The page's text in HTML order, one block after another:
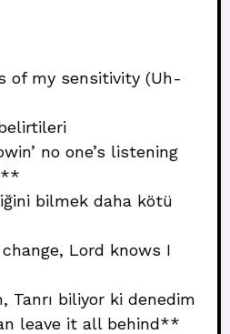
of my sensitivity (Uh-
no one’s listening
bilmek daha kötü
Lord knows I
Tanrı biliyor ki denedim
leave it all behind**